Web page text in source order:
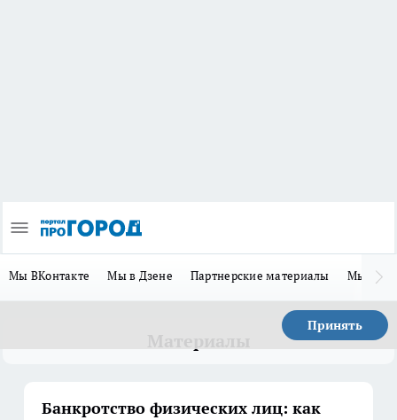
Мы ВКонтакте Мы в Дзене Партнерские материалы Мы в
Принять
Банкротство физических лиц: как